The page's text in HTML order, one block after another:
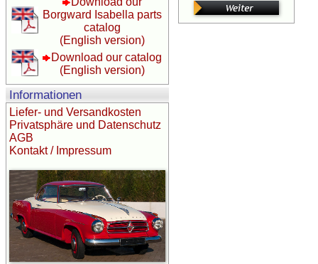
Borgward Isabella parts
catalog
(English version)
Download our catalog
(English version)
Informationen
Liefer- und Versandkosten
Privatsphäre und Datenschutz
AGB
Kontakt / Impressum